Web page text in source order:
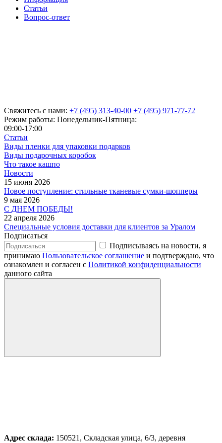
Статьи
Вопрос-ответ
Свяжитесь с нами: +7 (495) 313-40-00 +7 (495) 971-77-72
Режим работы: Понедельник-Пятница:
09:00-17:00
Статьи
Виды пленки для упаковки подарков
Виды подарочных коробок
Что такое кашпо
Новости
15 июня 2026
Новое поступление: стильные тканевые сумки-шопперы
9 мая 2026
С ДНЕМ ПОБЕДЫ!
22 апреля 2026
Специальные условия доставки для клиентов за Уралом
Подписаться
Подписываясь на новости, я
принимаю Пользовательское соглашение и подтверждаю, что
ознакомлен и согласен с Политикой конфиденциальности
данного сайта
Адрес склада: 150521, Складская улица, 6/3, деревня